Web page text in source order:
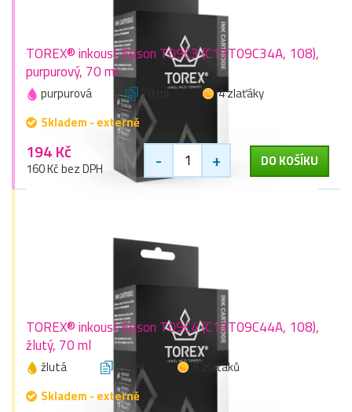
TOREX® inkoust Epson T09C3 (C13T09C34A, 108),
purpurový, 70 ml
purpurová 70 ml
4 zlaťáky
Skladem - externě
194 Kč
160 Kč bez DPH - + DO KOŠÍKU
TOREX® inkoust Epson T09C4 (C13T09C44A, 108),
žlutý, 70 ml
žlutá 70 ml
5 zlaťáků
Skladem - externě